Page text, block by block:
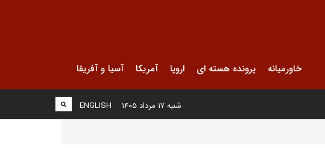
خاورمیانه پرونده هسته ای اروپا آمریکا آسیا و آفریقا
ENGLISH شنبه ۱۷ مرداد ۱۴۰۵